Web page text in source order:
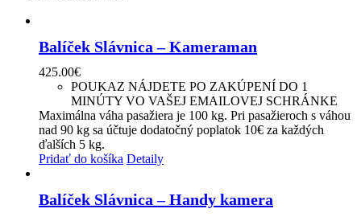
Balíček Slávnica – Kameraman
425.00€
POUKAZ NÁJDETE PO ZAKÚPENÍ DO 1
MINÚTY VO VAŠEJ EMAILOVEJ SCHRÁNKE
Maximálna váha pasažiera je 100 kg. Pri pasažieroch s váhou
nad 90 kg sa účtuje dodatočný poplatok 10€ za každých
ďalších 5 kg.
Pridať do košíka Detaily
Balíček Slávnica – Handy kamera